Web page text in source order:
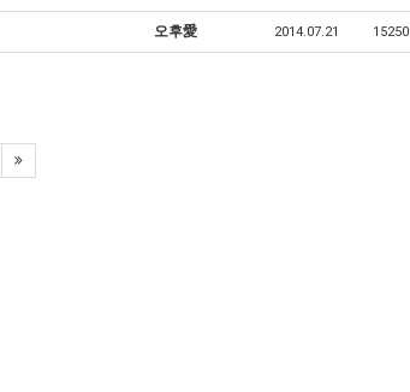
오후愛 2014.07.21 15250